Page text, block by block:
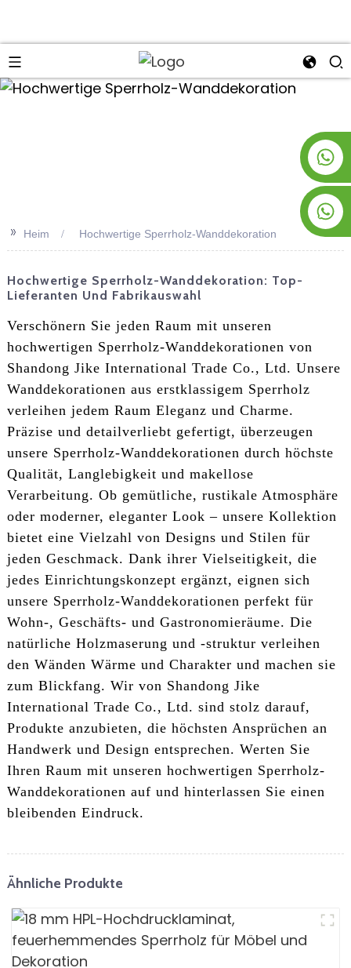
>>
Heim Hochwertige Sperrholz-Wanddekoration
Hochwertige Sperrholz-Wanddekoration: Top-
Lieferanten Und Fabrikauswahl
Verschönern Sie jeden Raum mit unseren
hochwertigen Sperrholz-Wanddekorationen von
Shandong Jike International Trade Co., Ltd. Unsere
Wanddekorationen aus erstklassigem Sperrholz
verleihen jedem Raum Eleganz und Charme.
Präzise und detailverliebt gefertigt, überzeugen
unsere Sperrholz-Wanddekorationen durch höchste
Qualität, Langlebigkeit und makellose
Verarbeitung. Ob gemütliche, rustikale Atmosphäre
oder moderner, eleganter Look – unsere Kollektion
bietet eine Vielzahl von Designs und Stilen für
jeden Geschmack. Dank ihrer Vielseitigkeit, die
jedes Einrichtungskonzept ergänzt, eignen sich
unsere Sperrholz-Wanddekorationen perfekt für
Wohn-, Geschäfts- und Gastronomieräume. Die
natürliche Holzmaserung und -struktur verleihen
den Wänden Wärme und Charakter und machen sie
zum Blickfang. Wir von Shandong Jike
International Trade Co., Ltd. sind stolz darauf,
Produkte anzubieten, die höchsten Ansprüchen an
Handwerk und Design entsprechen. Werten Sie
Ihren Raum mit unseren hochwertigen Sperrholz-
Wanddekorationen auf und hinterlassen Sie einen
bleibenden Eindruck.
Ähnliche Produkte